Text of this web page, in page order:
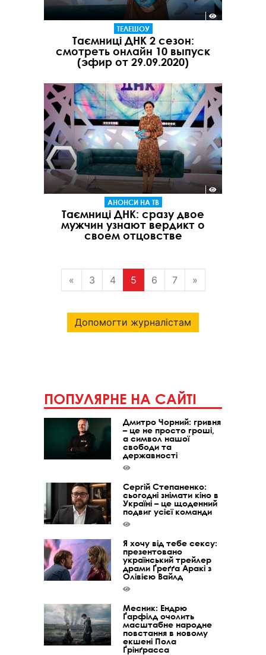
ТЕЛЕШОУ
Таємниці ДНК 2 сезон:
смотреть онлайн 10 выпуск
(эфир от 29.09.2020)
АНОНСИ НА ТВ
Таємниці ДНК: сразу двое
мужчин узнают вердикт о
своем отцовстве
« 3 4 5 6 7 »
Допомогти журналістам
ПОПУЛЯРНЕ НА САЙТІ
Дмитро Чорний: гривня
– це не просто гроші,
а символ нашої
свободи та
державності
Сергій Степаненко:
сьогодні знімати кіно в
Україні – це щоденний
подвиг усієї команди
Я хочу від тебе сексу:
презентовано
український трейлер
драми Ґреґґа Аракі з
Олівією Вайлд
Месник: Ендрю
Ґарфілд очолить
масштабне народне
повстання в новому
екшені Пола
Ґрінґрасса